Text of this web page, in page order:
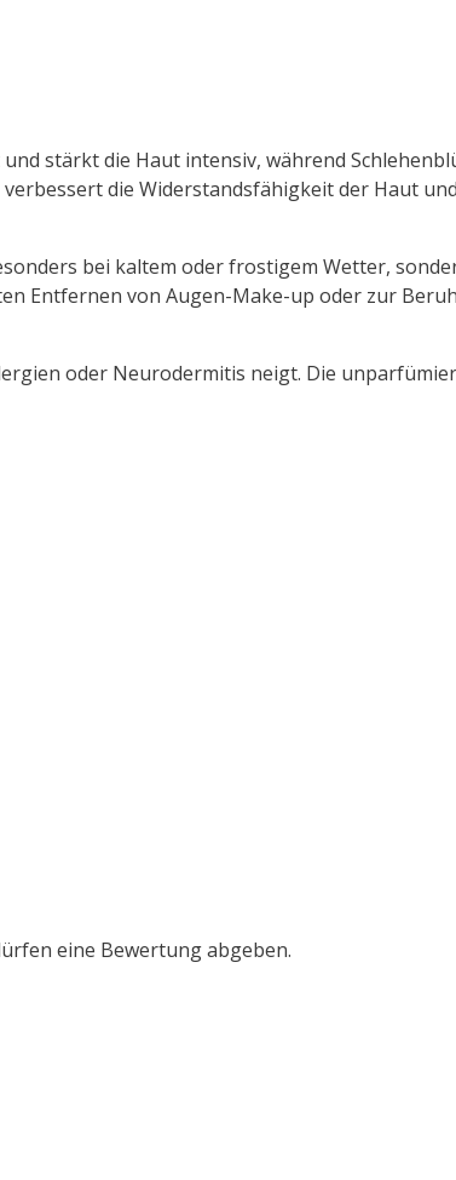
stärkt die Haut intensiv, während
die Widerstandsfähigkeit der Haut
bei kaltem oder frostigem Wetter,
Entfernen von Augen-Make-up oder zur
oder Neurodermitis neigt. Die
eine Bewertung abgeben.